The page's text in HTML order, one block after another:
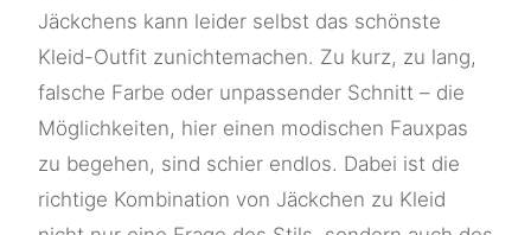
Jäckchens kann leider selbst das schönste
Kleid-Outfit zunichtemachen. Zu kurz, zu lang,
falsche Farbe oder unpassender Schnitt – die
Möglichkeiten, hier einen modischen Fauxpas
zu begehen, sind schier endlos. Dabei ist die
richtige Kombination von Jäckchen zu Kleid